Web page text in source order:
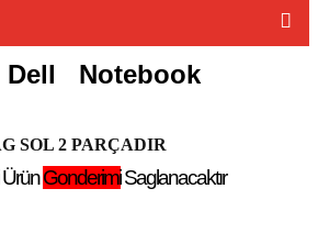
Dell
Notebook
SOL 2 PARÇADIR
GonderimiSaglanacaktır